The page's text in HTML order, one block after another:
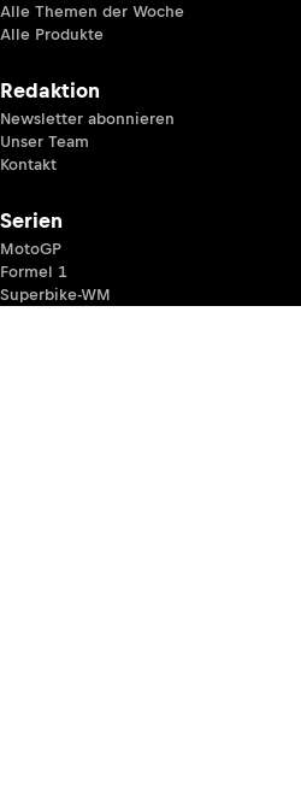
Alle Themen der Woche
Alle Produkte
Redaktion
Newsletter abonnieren
Unser Team
Kontakt
Serien
MotoGP
Formel 1
Superbike-WM